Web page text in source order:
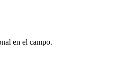
en el campo.